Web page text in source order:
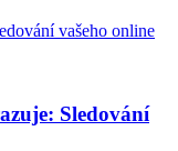
Sledování